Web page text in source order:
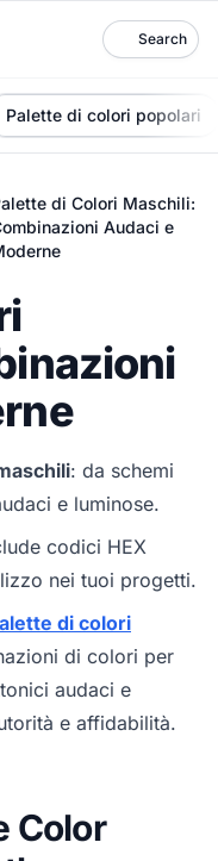
Search
Palette di colori popolari
di Colori Maschili:
Audaci e
: da schemi
e luminose.
codici HEX
nei tuoi progetti.
di colori
di colori per
audaci e
e affidabilità.
Color